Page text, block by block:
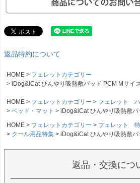
返品特約について
HOME
フェレットカテゴリー
iDog&iCat ひんやり吸熱敷パッド PCM Mサイ
HOME フェレットカテゴリー
フェレット
ベッド・マット
iDog&iCat ひんやり吸熱敷
HOME
フェレットカテゴリー フェレット
クール用品特集
iDog&iCat ひんやり吸熱敷
返品・交換につ